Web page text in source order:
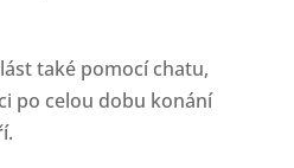
také pomocí chatu,
po celou dobu konání